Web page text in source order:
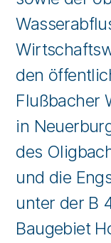
den
Flußbacher
in
des
und die
unter der B
Baugebiet